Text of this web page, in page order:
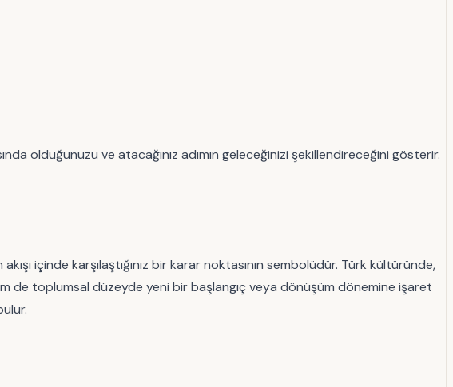
olduğunuzu ve atacağınız adımın geleceğinizi şekillendireceğini gösterir.
içinde karşılaştığınız bir karar noktasının sembolüdür. Türk kültüründe,
de toplumsal düzeyde yeni bir başlangıç veya dönüşüm dönemine işaret